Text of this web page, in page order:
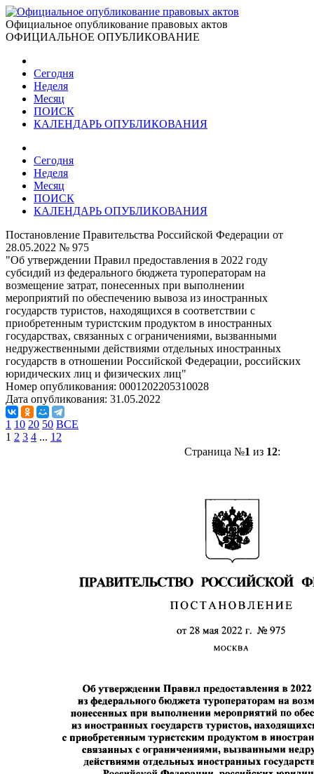
Официальное опубликование правовых актов
ОФИЦИАЛЬНОЕ ОПУБЛИКОВАНИЕ
Сегодня
Неделя
Месяц
ПОИСК
КАЛЕНДАРЬ ОПУБЛИКОВАНИЯ
Сегодня
Неделя
Месяц
ПОИСК
КАЛЕНДАРЬ ОПУБЛИКОВАНИЯ
Постановление Правительства Российской Федерации от
28.05.2022 № 975
"Об утверждении Правил предоставления в 2022 году
субсидий из федерального бюджета туроператорам на
возмещение затрат, понесенных при выполнении
мероприятий по обеспечению вывоза из иностранных
государств туристов, находящихся в соответствии с
приобретенным туристским продуктом в иностранных
государствах, связанных с ограничениями, вызванными
недружественными действиями отдельных иностранных
государств в отношении Российской Федерации, российских
юридических лиц и физических лиц"
Номер опубликования: 0001202205310028
Дата опубликования: 31.05.2022
1 10 20 50 ВСЕ
1 2 3 4 ... 12
Страница №1 из 12: